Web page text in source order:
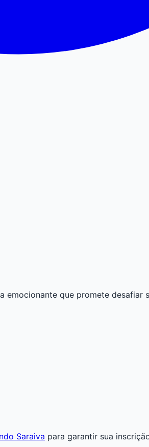
emocionante que promete desafiar
Saraiva para garantir sua